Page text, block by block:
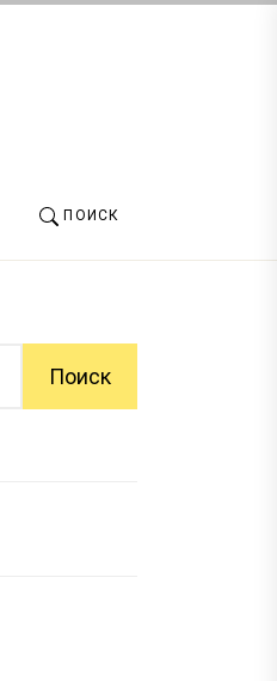
ПОИСК
Поиск